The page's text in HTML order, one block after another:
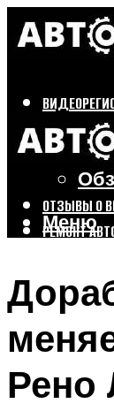
ОТЗЫВЫ О
РЕМОНТ
Меню
Меню
Рено